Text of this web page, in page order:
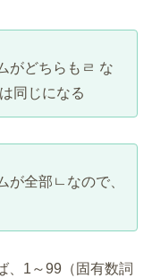
がどちらもㄹ な
同じになる
全部ㄴなので、
、1～99（固有数詞